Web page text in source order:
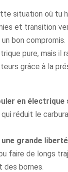
situation où tu
et transition
bon
pure, mais il
grâce à la
en
réduit le
grande liberté
faire de longs
des bornes.